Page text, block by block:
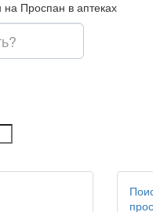
Проспан в аптеках